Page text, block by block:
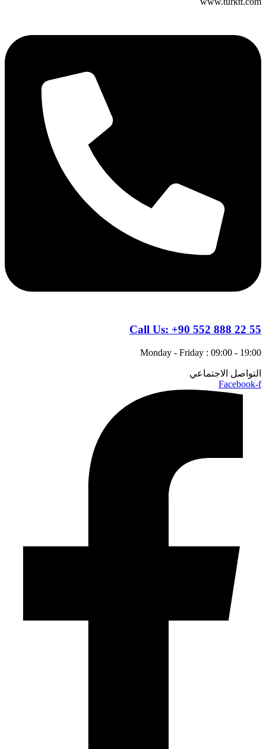
Call Us: +90 552 888 22 55
Monday - Friday : 09:00 - 19:00
التواصل الاجتماعي
Facebook-f